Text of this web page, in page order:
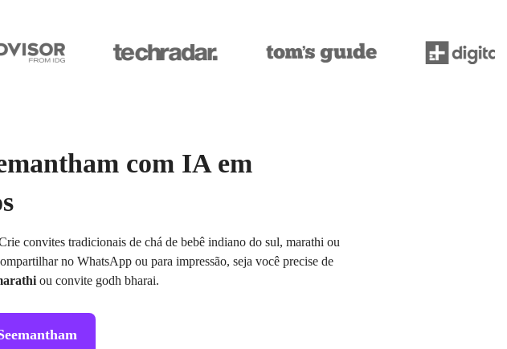
com IA em
convites tradicionais de chá de bebê indiano do sul, marathi ou
no WhatsApp ou para impressão, seja você precise de
ou convite godh bharai.